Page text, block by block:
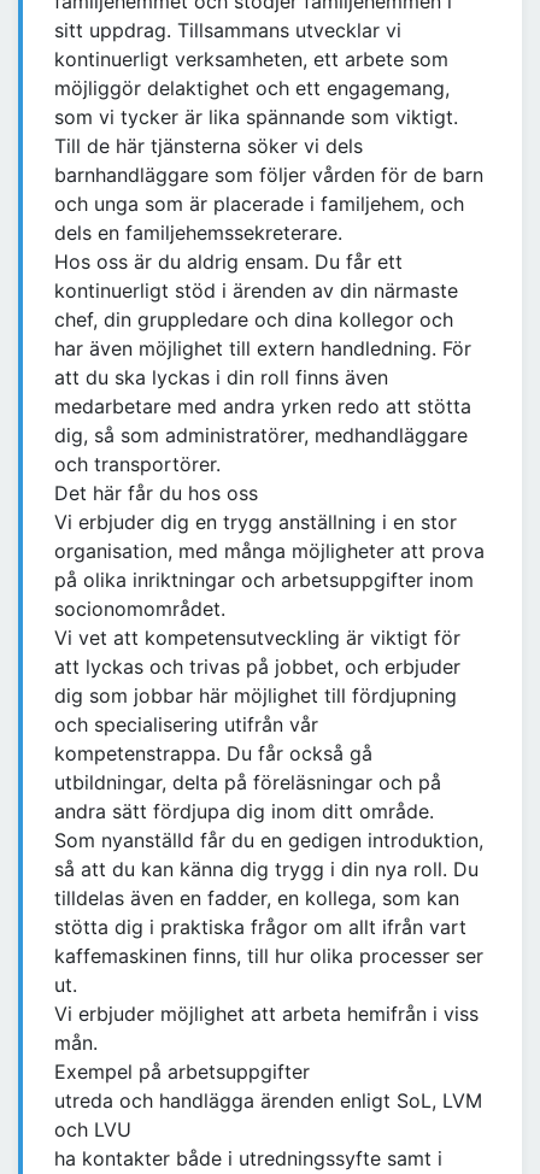
sitt uppdrag. Tillsammans utvecklar vi
kontinuerligt verksamheten, ett arbete som
möjliggör delaktighet och ett engagemang,
som vi tycker är lika spännande som viktigt.
Till de här tjänsterna söker vi dels
barnhandläggare som följer vården för de barn
och unga som är placerade i familjehem, och
dels en familjehemssekreterare.
Hos oss är du aldrig ensam. Du får ett
kontinuerligt stöd i ärenden av din närmaste
chef, din gruppledare och dina kollegor och
har även möjlighet till extern handledning. För
att du ska lyckas i din roll finns även
medarbetare med andra yrken redo att stötta
dig, så som administratörer, medhandläggare
och transportörer.
Det här får du hos oss
Vi erbjuder dig en trygg anställning i en stor
organisation, med många möjligheter att prova
på olika inriktningar och arbetsuppgifter inom
socionomområdet.
Vi vet att kompetensutveckling är viktigt för
att lyckas och trivas på jobbet, och erbjuder
dig som jobbar här möjlighet till fördjupning
och specialisering utifrån vår
kompetenstrappa. Du får också gå
utbildningar, delta på föreläsningar och på
andra sätt fördjupa dig inom ditt område.
Som nyanställd får du en gedigen introduktion,
så att du kan känna dig trygg i din nya roll. Du
tilldelas även en fadder, en kollega, som kan
stötta dig i praktiska frågor om allt ifrån vart
kaffemaskinen finns, till hur olika processer ser
ut.
Vi erbjuder möjlighet att arbeta hemifrån i viss
mån.
Exempel på arbetsuppgifter
utreda och handlägga ärenden enligt SoL, LVM
och LVU
ha kontakter både i utredningssyfte samt i